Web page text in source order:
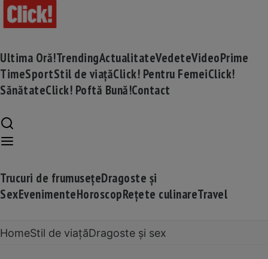
Ultima Oră!TrendingActualitateVedeteVideoPrime
TimeSportStil de viațăClick! Pentru FemeiClick!
SănătateClick! Poftă Bună!Contact
Trucuri de frumusețeDragoste și
SexEvenimenteHoroscopRețete culinareTravel
HomeStil de viațăDragoste și sex